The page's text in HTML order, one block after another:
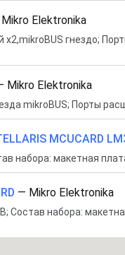
Mikro Elektronika
гнездо;
Mikro Elektronika
mikroBUS; Порты
MCUCARD
набора: макетная
— Mikro Elektronika
Состав набора: